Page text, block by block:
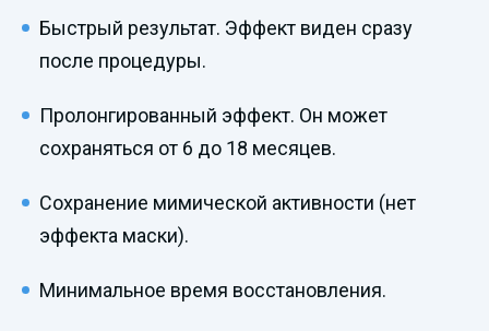
Быстрый результат. Эффект виден сразу
после процедуры.
Пролонгированный эффект. Он может
сохраняться от 6 до 18 месяцев.
Сохранение мимической активности (нет
эффекта маски).
Минимальное время восстановления.